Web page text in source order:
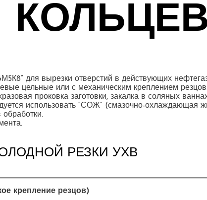
для вырезки отверстий в действующих
цельные или с механическим креплением
проковка заготовки, закалка в соляных
использовать “СОЖ” (смазочно-охлаждающая
РЕЗКИ УХВ
крепление резцов)